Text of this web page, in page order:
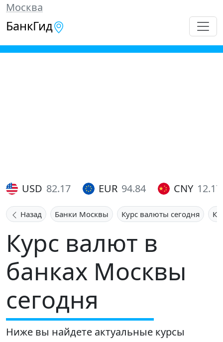
Москва
БанкГид
USD 82.17 EUR 94.84 CNY 12.17
Назад Банки Москвы Курс валюты сегодня
Курс валют в
банках Москвы
сегодня
Ниже вы найдете актуальные курсы